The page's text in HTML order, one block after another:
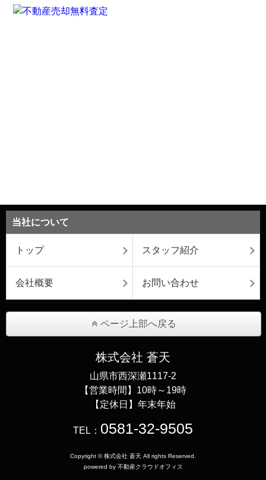
当社について
トップ スタッフ紹介
会社概要 お問い合わせ
ページ上部へ戻る
株式会社 蒼天
山県市西深瀬1117-2
【営業時間】10時～19時
【定休日】年末年始
TEL： 0581-32-9505
Copyright © 株式会社 蒼天 All rights Reserved.
powered by 不動産クラウドオフィス